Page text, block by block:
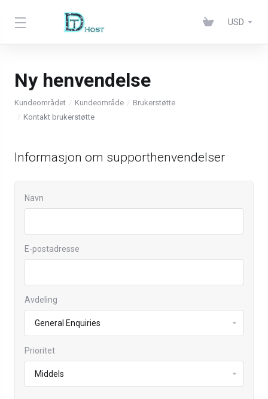
USD
Ny henvendelse
Kundeområdet Kundeområde
Brukerstøtte
Kontakt brukerstøtte
Informasjon om supporthenvendelser
Navn
E-postadresse
Avdeling
Prioritet